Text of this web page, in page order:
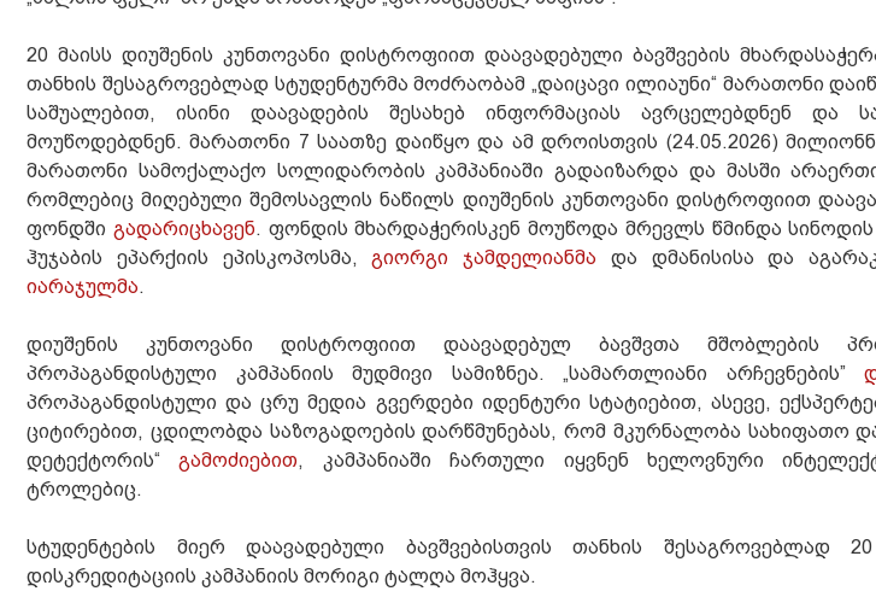
20 მაისს დიუშენის კუნთოვანი დისტროფიით დაავადებული ბავშვების
თანხის შესაგროვებლად სტუდენტურმა მოძრაობამ „დაიცავი ილიაუნი“ მარათონი
საშუალებით, ისინი დაავადების შესახებ ინფორმაციას ავრცელებდნენ და
მოუწოდებდნენ. მარათონი 7 საათზე დაიწყო და ამ დროისთვის (24.05.2026)
მარათონი სამოქალაქო სოლიდარობის კამპანიაში გადაიზარდა და მასში
რომლებიც მიღებული შემოსავლის ნაწილს დიუშენის კუნთოვანი დისტროფიით
ფონდში გადარიცხავენ. ფონდის მხარდაჭერისკენ მოუწოდა მრევლს წმინდა
ჰუჯაბის ეპარქიის ეპისკოპოსმა,გიორგი ჯამდელიანმა და დმანისისა და
იარაჯულმა.
დიუშენის კუნთოვანი დისტროფიით დაავადებულ ბავშვთა მშობლების
პროპაგანდისტული კამპანიის მუდმივი სამიზნეა. „სამართლიანი არჩევნების”
პროპაგანდისტული და ცრუ მედია გვერდები იდენტური სტატიებით, ასევე,
ციტირებით, ცდილობდა საზოგადოების დარწმუნებას, რომ მკურნალობა სახიფათო და
დეტექტორის“გამოძიებით, კამპანიაში ჩართული იყვნენ ხელოვნური
ტროლებიც.
სტუდენტების მიერ დაავადებული ბავშვებისთვის თანხის შესაგროვებლად
დისკრედიტაციის კამპანიის მორიგი ტალღა მოჰყვა.